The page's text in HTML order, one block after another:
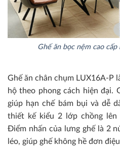
Ghế ăn bọc nệm cao cấp
Ghế ăn chân chụm LUX16A-P
hộ theo phong cách hiện đại.
giúp hạn chế bám bụi và dễ
thiết kế kiểu 2 lớp chồng
Điểm nhấn của lưng ghế là 2
léo, giúp ghế không hề đơn